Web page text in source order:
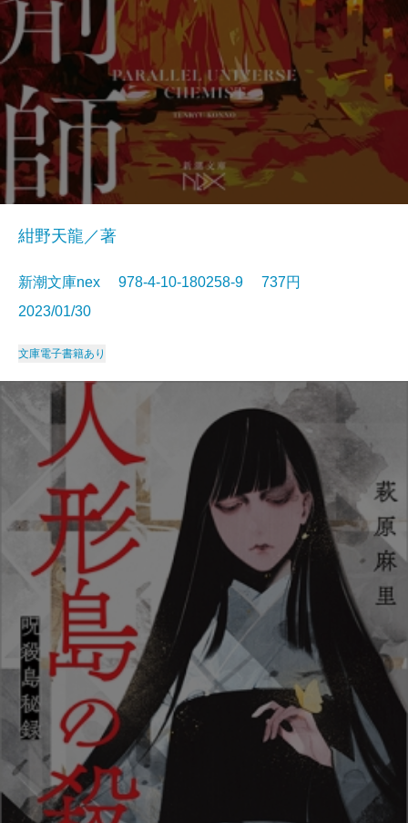
紺野天龍／著
新潮文庫nex 978-4-10-180258-9 737円
2023/01/30
文庫電子書籍あり